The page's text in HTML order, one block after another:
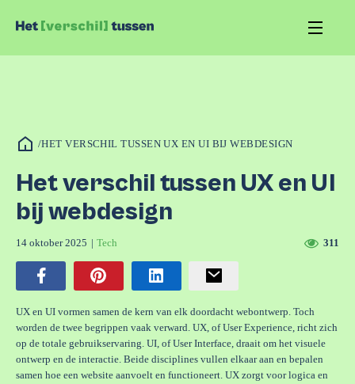
/HET VERSCHIL TUSSEN UX EN UI BIJ WEBDESIGN
Het verschil tussen UX en UI
bij webdesign
14 oktober 2025 | Tech 311
UX en UI vormen samen de kern van elk doordacht webontwerp. Toch
worden de twee begrippen vaak verward. UX, of User Experience, richt zich
op de totale gebruikservaring. UI, of User Interface, draait om het visuele
ontwerp en de interactie. Beide disciplines vullen elkaar aan en bepalen
samen hoe een website aanvoelt en functioneert. UX zorgt voor logica en